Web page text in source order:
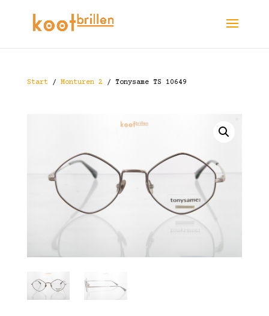
Start/ Monturen 2 / Tonysame TS 10649